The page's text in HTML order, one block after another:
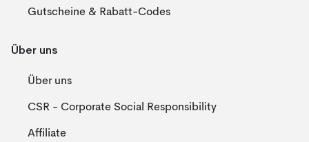
Gutscheine & Rabatt-Codes
Über uns
Über uns
CSR - Corporate Social Responsibility
Affiliate